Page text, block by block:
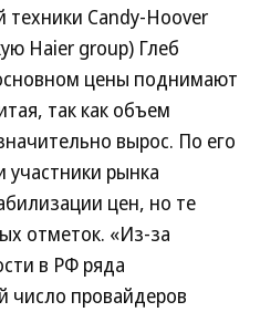
Candy-Hoover
Haier group) Глеб
цены поднимают
так как объем
вырос. По его
рынка
цен, но те
отметок. «Из-за
в РФ ряда
число провайдеров